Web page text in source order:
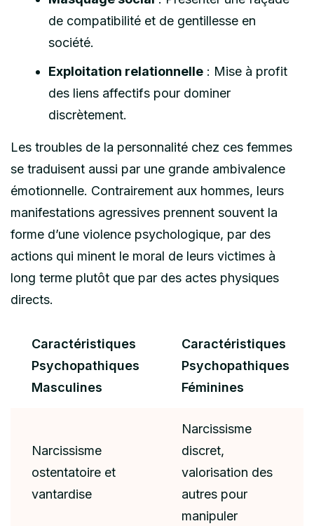
de compatibilité et de gentillesse en
société.
Exploitation relationnelle : Mise à profit
des liens affectifs pour dominer
discrètement.
Les troubles de la personnalité chez ces femmes
se traduisent aussi par une grande ambivalence
émotionnelle. Contrairement aux hommes, leurs
manifestations agressives prennent souvent la
forme d’une violence psychologique, par des
actions qui minent le moral de leurs victimes à
long terme plutôt que par des actes physiques
directs.
Caractéristiques
Psychopathiques
Masculines
Caractéristiques
Psychopathiques
Féminines
Narcissisme
ostentatoire et
vantardise
Narcissisme
discret,
valorisation des
autres pour
manipuler